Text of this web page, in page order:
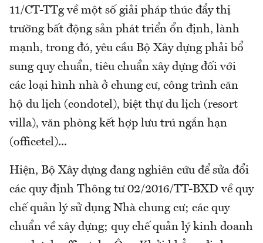
11/CT-TTg về một số giải pháp thúc đẩy thị
trường bất động sản phát triển ổn định, lành
mạnh, trong đó, yêu cầu Bộ Xây dựng phải bổ
sung quy chuẩn, tiêu chuẩn xây dựng đối với
các loại hình nhà ở chung cư, công trình căn
hộ du lịch (condotel), biệt thự du lịch (resort
villa), văn phòng kết hợp lưu trú ngắn hạn
(officetel)...
Hiện, Bộ Xây dựng đang nghiên cứu để sửa đổi
các quy định Thông tư 02/2016/TT-BXD về quy
chế quản lý sử dụng Nhà chung cư; các quy
chuẩn về xây dựng; quy chế quản lý kinh doanh